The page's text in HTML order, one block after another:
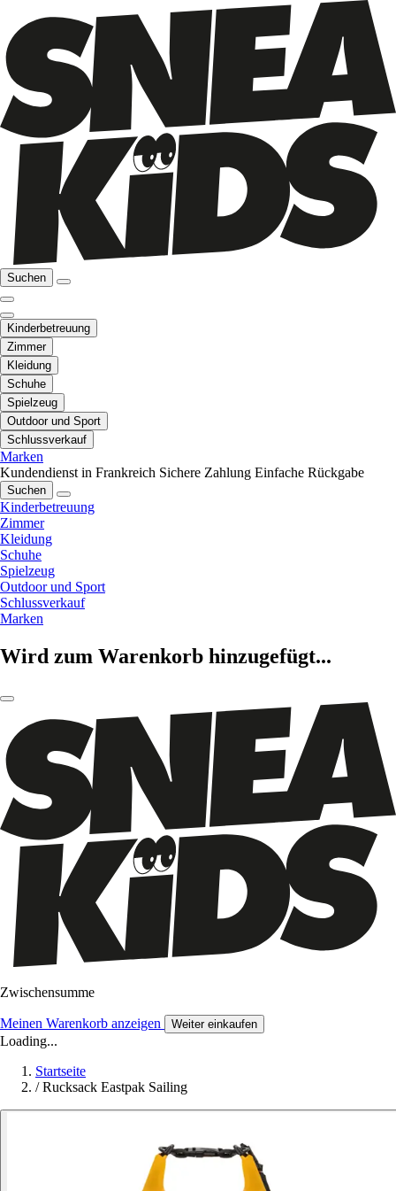
Suchen
Kinderbetreuung
Zimmer
Kleidung
Schuhe
Spielzeug
Outdoor und Sport
Schlussverkauf
Marken
Kundendienst in Frankreich Sichere Zahlung Einfache Rückgabe
Suchen
Kinderbetreuung
Zimmer
Kleidung
Schuhe
Spielzeug
Outdoor und Sport
Schlussverkauf
Marken
Wird zum Warenkorb hinzugefügt...
Zwischensumme
Meinen Warenkorb anzeigen Weiter einkaufen
Loading...
Startseite
/ Rucksack Eastpak Sailing